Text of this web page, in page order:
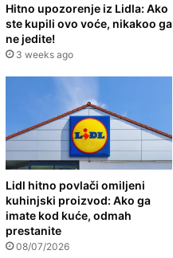
Hitno upozorenje iz Lidla: Ako
ste kupili ovo voće, nikakoo ga
ne jedite!
3 weeks ago
Lidl hitno povlači omiljeni
kuhinjski proizvod: Ako ga
imate kod kuće, odmah
prestanite
08/07/2026